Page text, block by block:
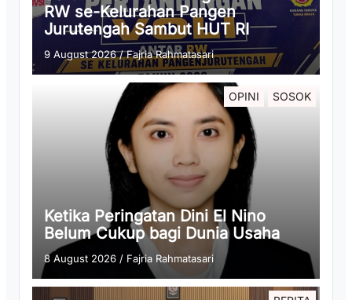
RW se-Kelurahan Pangen
Jurutengah Sambut HUT RI
9 August 2026/Fajria Rahmatasari
OPINI SOSOK
Ketika Peringatan Dini El Nino
Belum Cukup bagi Dunia Usaha
8 August 2026 / Fajria Rahmatasari